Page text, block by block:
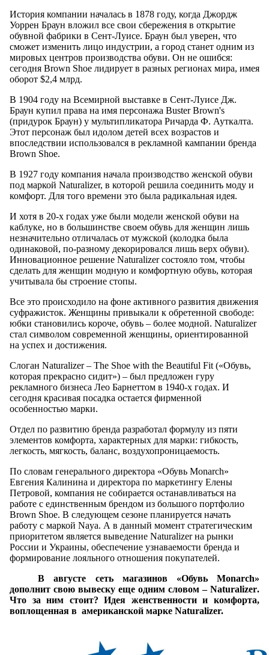
История компании началась в 1878 году, когда Джордж
Уоррен Браун вложил все свои сбережения в открытие
обувной фабрики в Сент-Луисе. Браун был уверен, что
сможет изменить лицо индустрии, а город станет одним из
мировых центров производства обуви. Он не ошибся:
сегодня Brown Shoe лидирует в разных регионах мира, имея
оборот $2,4 млрд.
В 1904 году на Всемирной выставке в Сент-Луисе Дж.
Браун купил права на имя персонажа Buster Brown's
(придурок Браун) у мультипликатора Ричарда Ф. Ауткалта.
Этот персонаж был идолом детей всех возрастов и
впоследствии использовался в рекламной кампании бренда
Brown Shoe.
В 1927 году компания начала производство женской обуви
под маркой Naturalizer, в которой решила соединить моду и
комфорт. Для того времени это была радикальная идея.
И хотя в 20-х годах уже были модели женской обуви на
каблуке, но в большинстве своем обувь для женщин лишь
незначительно отличалась от мужской (колодка была
одинаковой, по-разному декорировался лишь верх обуви).
Инновационное решение Naturalizer состояло том, чтобы
сделать для женщин модную и комфортную обувь, которая
учитывала бы строение стопы.
Все это происходило на фоне активного развития движения
суфражисток. Женщины привыкали к обретенной свободе:
юбки становились короче, обувь – более модной. Naturalizer
стал символом современной женщины, ориентированной
на успех и достижения.
Слоган Naturalizer – The Shoe with the Beautiful Fit («Обувь,
которая прекрасно сидит») – был предложен гуру
рекламного бизнеса Лео Барнеттом в 1940-х годах. И
сегодня красивая посадка остается фирменной
особенностью марки.
Отдел по развитию бренда разработал формулу из пяти
элементов комфорта, характерных для марки: гибкость,
легкость, мягкость, баланс, воздухопроницаемость.
По словам генерального директора «Обувь Monarch»
Евгения Калинина и директора по маркетингу Елены
Петровой, компания не собирается останавливаться на
работе с единственным брендом из большого портфолио
Brown Shoe. В следующем сезоне планируется начать
работу с маркой Naya. А в данный момент стратегическим
приоритетом является выведение Naturalizer на рынки
России и Украины, обеспечение узнаваемости бренда и
формирование лояльного отношения покупателей.
В августе сеть магазинов «Обувь Monarch»
дополнит свою вывеску еще одним словом – Naturalizer.
Что за ним стоит? Идея женственности и комфорта,
воплощенная в американской марке Naturalizer.